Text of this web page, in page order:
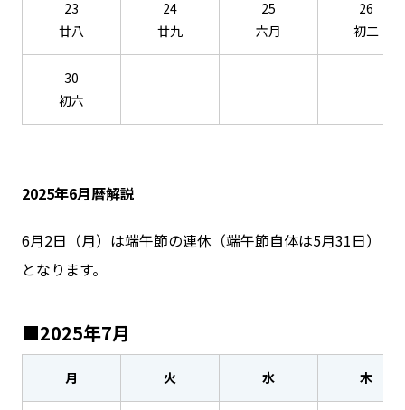
23
廿八
24
廿九
25
六月
26
初二
30
初六
2025年6月暦解説
6月2日（月）は端午節の連休（端午節自体は5月31日）
となります。
■2025年7月
月 火 水 木